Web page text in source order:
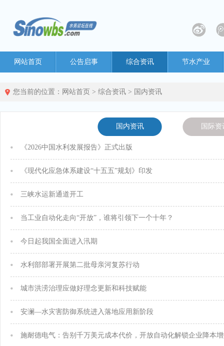
网站首页 公告启事 综合资讯 节水产业
您当前的位置： 网站首页 > 综合资讯 > 国内资讯
国内资讯 国际资
《2026中国水利发展报告》正式出版
《现代化应急体系建设“十五五”规划》印发
三峡水运新通道开工
当工业自动化走向“开放”，谁将引领下一个十年？
今日起我国全面进入汛期
水利部部署开展第二批母亲河复苏行动
城市洪涝治理应做好理念更新和科技赋能
安澜—水灾害防御系统进入落地应用新阶段
施耐德电气：告别千万美元成本代价，开放自动化解锁企业降本